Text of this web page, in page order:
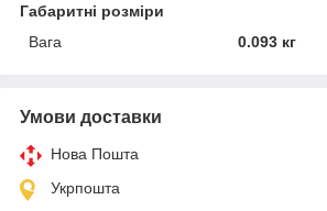
Габаритні розміри
Вага
0.093 кг
Умови доставки
Нова Пошта
Укрпошта